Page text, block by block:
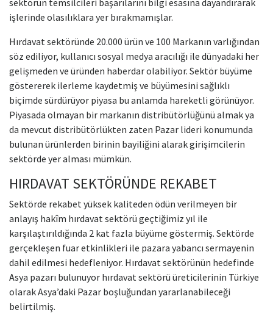
sektörün temsilcileri başarılarını bilgi esasına dayandırarak
işlerinde olasılıklara yer bırakmamışlar.
Hırdavat sektöründe 20.000 ürün ve 100 Markanın varlığından
söz ediliyor, kullanıcı sosyal medya aracılığı ile dünyadaki her
gelişmeden ve üründen haberdar olabiliyor. Sektör büyüme
göstererek ilerleme kaydetmiş ve büyümesini sağlıklı
biçimde sürdürüyor piyasa bu anlamda hareketli görünüyor.
Piyasada olmayan bir markanın distribütörlüğünü almak ya
da mevcut distribütörlükten zaten Pazar lideri konumunda
bulunan ürünlerden birinin bayiliğini alarak girişimcilerin
sektörde yer alması mümkün.
HIRDAVAT SEKTÖRÜNDE REKABET
Sektörde rekabet yüksek kaliteden ödün verilmeyen bir
anlayış hakîm hırdavat sektörü geçtiğimiz yıl ile
karşılaştırıldığında 2 kat fazla büyüme göstermiş. Sektörde
gerçekleşen fuar etkinlikleri ile pazara yabancı sermayenin
dahil edilmesi hedefleniyor. Hırdavat sektörünün hedefinde
Asya pazarı bulunuyor hırdavat sektörü üreticilerinin Türkiye
olarak Asya’daki Pazar boşluğundan yararlanabileceği
belirtilmiş.